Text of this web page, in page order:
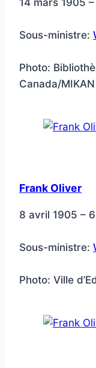
Sous-ministre:
Photo:
Canada/
Frank Oliver
8 avril 1905 –
Sous-ministre:
Photo: Ville